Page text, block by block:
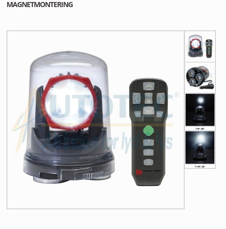
EL UDSTYR
ANDET UDSTYR
RESTSALG
FORSIDE
NYHEDER
MAGNETMONTERING